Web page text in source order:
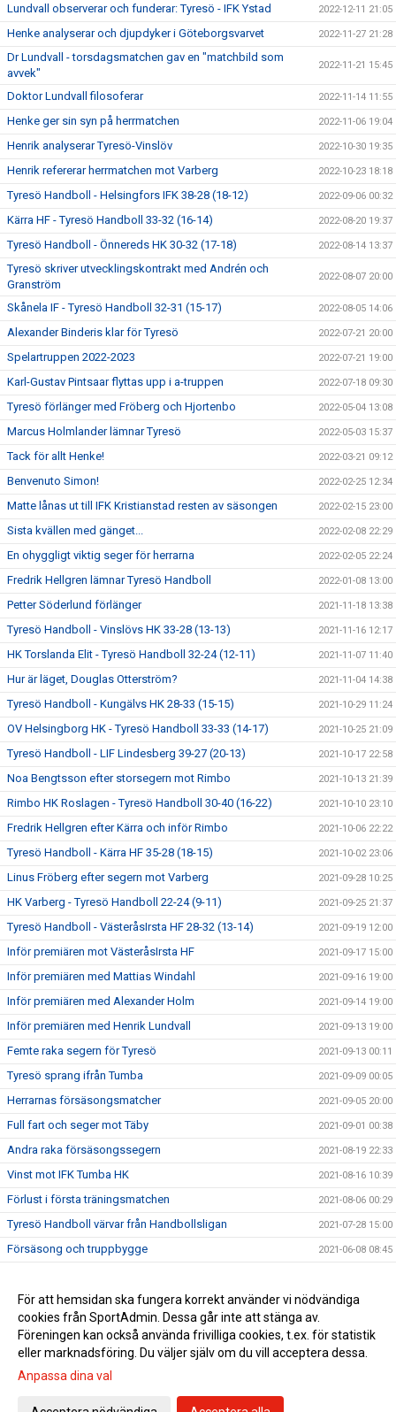
Lundvall observerar och funderar: Tyresö - IFK Ystad 2022-12-11 21:05
Henke analyserar och djupdyker i Göteborgsvarvet 2022-11-27 21:28
Dr Lundvall - torsdagsmatchen gav en "matchbild som
avvek"
2022-11-21 15:45
Doktor Lundvall filosoferar 2022-11-14 11:55
Henke ger sin syn på herrmatchen 2022-11-06 19:04
Henrik analyserar Tyresö-Vinslöv 2022-10-30 19:35
Henrik refererar herrmatchen mot Varberg 2022-10-23 18:18
Tyresö Handboll - Helsingfors IFK 38-28 (18-12) 2022-09-06 00:32
Kärra HF - Tyresö Handboll 33-32 (16-14) 2022-08-20 19:37
Tyresö Handboll - Önnereds HK 30-32 (17-18) 2022-08-14 13:37
Tyresö skriver utvecklingskontrakt med Andrén och
Granström
2022-08-07 20:00
Skånela IF - Tyresö Handboll 32-31 (15-17) 2022-08-05 14:06
Alexander Binderis klar för Tyresö 2022-07-21 20:00
Spelartruppen 2022-2023 2022-07-21 19:00
Karl-Gustav Pintsaar flyttas upp i a-truppen 2022-07-18 09:30
Tyresö förlänger med Fröberg och Hjortenbo 2022-05-04 13:08
Marcus Holmlander lämnar Tyresö 2022-05-03 15:37
Tack för allt Henke! 2022-03-21 09:12
Benvenuto Simon! 2022-02-25 12:34
Matte lånas ut till IFK Kristianstad resten av säsongen 2022-02-15 23:00
Sista kvällen med gänget... 2022-02-08 22:29
En ohyggligt viktig seger för herrarna 2022-02-05 22:24
Fredrik Hellgren lämnar Tyresö Handboll 2022-01-08 13:00
Petter Söderlund förlänger 2021-11-18 13:38
Tyresö Handboll - Vinslövs HK 33-28 (13-13) 2021-11-16 12:17
HK Torslanda Elit - Tyresö Handboll 32-24 (12-11) 2021-11-07 11:40
Hur är läget, Douglas Otterström? 2021-11-04 14:38
Tyresö Handboll - Kungälvs HK 28-33 (15-15) 2021-10-29 11:24
OV Helsingborg HK - Tyresö Handboll 33-33 (14-17) 2021-10-25 21:09
Tyresö Handboll - LIF Lindesberg 39-27 (20-13) 2021-10-17 22:58
Noa Bengtsson efter storsegern mot Rimbo 2021-10-13 21:39
Rimbo HK Roslagen - Tyresö Handboll 30-40 (16-22) 2021-10-10 23:10
Fredrik Hellgren efter Kärra och inför Rimbo 2021-10-06 22:22
Tyresö Handboll - Kärra HF 35-28 (18-15) 2021-10-02 23:06
Linus Fröberg efter segern mot Varberg 2021-09-28 10:25
HK Varberg - Tyresö Handboll 22-24 (9-11) 2021-09-25 21:37
Tyresö Handboll - VästeråsIrsta HF 28-32 (13-14) 2021-09-19 12:00
Inför premiären mot VästeråsIrsta HF 2021-09-17 15:00
Inför premiären med Mattias Windahl 2021-09-16 19:00
Inför premiären med Alexander Holm 2021-09-14 19:00
Inför premiären med Henrik Lundvall 2021-09-13 19:00
Femte raka segern för Tyresö 2021-09-13 00:11
Tyresö sprang ifrån Tumba 2021-09-09 00:05
Herrarnas försäsongsmatcher 2021-09-05 20:00
Full fart och seger mot Täby 2021-09-01 00:38
Andra raka försäsongssegern 2021-08-19 22:33
Vinst mot IFK Tumba HK 2021-08-16 10:39
Förlust i första träningsmatchen 2021-08-06 00:29
Tyresö Handboll värvar från Handbollsligan 2021-07-28 15:00
Försäsong och truppbygge 2021-06-08 08:45
ALLSVENSKAN 2021/2022! 2021-05-14 15:59
Fredrik Hellgren stannar i Tyresö 2021-05-14 15:59
Gå till Webbversion
För att hemsidan ska fungera korrekt använder vi nödvändiga
cookies från SportAdmin. Dessa går inte att stänga av.
Föreningen kan också använda frivilliga cookies, t.ex. för statistik
eller marknadsföring. Du väljer själv om du vill acceptera dessa.
Anpassa dina val